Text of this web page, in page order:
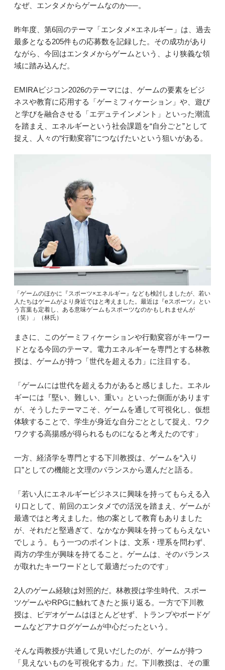
なぜ、エンタメからゲームなのか──。
昨年度、第6回のテーマ「エンタメ×エネルギー」は、過去
最多となる205件もの応募数を記録した。その成功があり
ながら、今回はエンタメからゲームという、より狭義な領
域に踏み込んだ。
EMIRAビジコン2026のテーマには、ゲームの要素をビジ
ネスや教育に応用する「ゲーミフィケーション」や、遊び
と学びを融合させる「エデュテインメント」といった潮流
を踏まえ、エネルギーという社会課題を“自分ごと”として
捉え、人々の“行動変容”につなげたいという狙いがある。
「ゲームのほかに『スポーツ×エネルギー』なども検討しましたが、若い
人たちはゲームがより身近ではと考えました。最近は『eスポーツ』とい
う言葉も定着し、ある意味ゲームもスポーツなのかもしれませんが
（笑）」（林氏）
まさに、このゲーミフィケーションや行動変容がキーワー
ドとなる今回のテーマ。電力エネルギーを専門とする林教
授は、ゲームが持つ「世代を超える力」に注目する。
「ゲームには世代を超える力があると感じました。エネル
ギーには『堅い、難しい、重い』といった側面があります
が、そうしたテーマこそ、ゲームを通して可視化し、仮想
体験することで、学生が身近な自分ごととして捉え、ワク
ワクする高揚感が得られるものになると考えたのです」
一方、経済学を専門とする下川教授は、ゲームを“入り
口”としての機能と文理のバランスから選んだと語る。
「若い人にエネルギービジネスに興味を持ってもらえる入
り口として、前回のエンタメでの活況を踏まえ、ゲームが
最適ではと考えました。他の案として教育もありました
が、それだと堅過ぎて、なかなか興味を持ってもらえない
でしょう。もう一つのポイントは、文系・理系を問わず、
両方の学生が興味を持てること。ゲームは、そのバランス
が取れたキーワードとして最適だったのです」
2人のゲーム経験は対照的だ。林教授は学生時代、スポー
ツゲームやRPGに触れてきたと振り返る。一方で下川教
授は、ビデオゲームはほとんどせず、トランプやボードゲ
ームなどアナログゲームが中心だったという。
そんな両教授が共通して見いだしたのが、ゲームが持つ
「見えないものを可視化する力」だ。下川教授は、その重